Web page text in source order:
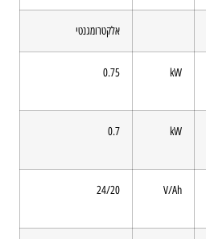
אלקטרומגנטי
kW
0.75
kW
0.7
V/Ah
24/20